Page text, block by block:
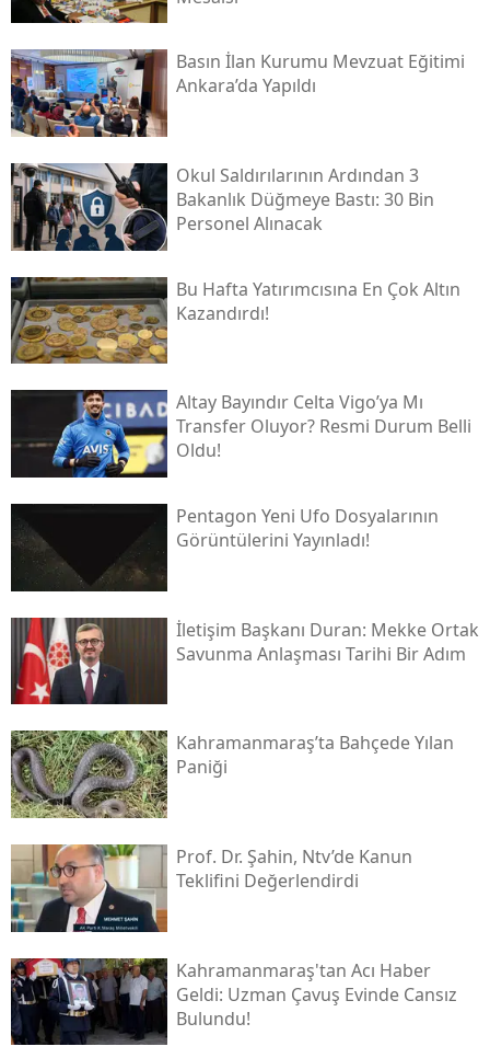
Basın İlan Kurumu Mevzuat Eğitimi
Ankara’da Yapıldı
Okul Saldırılarının Ardından 3
Bakanlık Düğmeye Bastı: 30 Bin
Personel Alınacak
Bu Hafta Yatırımcısına En Çok Altın
Kazandırdı!
Altay Bayındır Celta Vigo’ya Mı
Transfer Oluyor? Resmi Durum Belli
Oldu!
Pentagon Yeni Ufo Dosyalarının
Görüntülerini Yayınladı!
İletişim Başkanı Duran: Mekke Ortak
Savunma Anlaşması Tarihi Bir Adım
Kahramanmaraş’ta Bahçede Yılan
Paniği
Prof. Dr. Şahin, Ntv’de Kanun
Teklifini Değerlendirdi
Kahramanmaraş'tan Acı Haber
Geldi: Uzman Çavuş Evinde Cansız
Bulundu!